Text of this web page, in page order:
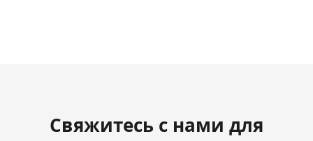
Свяжитесь с нами для